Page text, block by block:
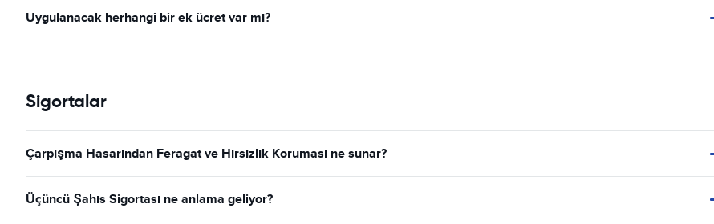
Uygulanacak herhangi bir ek ücret var mı?
Sigortalar
Çarpışma Hasarından Feragat ve Hırsızlık Koruması ne sunar?
Üçüncü Şahıs Sigortası ne anlama geliyor?